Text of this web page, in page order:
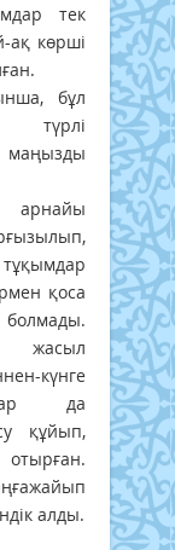
тек
ақ көрші
бұл
түрлі
маңызды
қоса
жасыл
күнге
да
құйып,
отырған.
алды.